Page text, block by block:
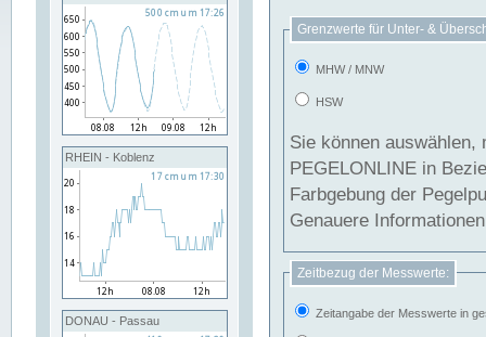
RHEIN - Koblenz
DONAU - Passau
Grenzwerte für Unter- &
MHW / MNW
HSW
Sie können
PEGELONLINE in Beziehung
Farbgebung der
Genauere
Zeitbezug der Messwerte:
Zeitangabe der Messwerte in